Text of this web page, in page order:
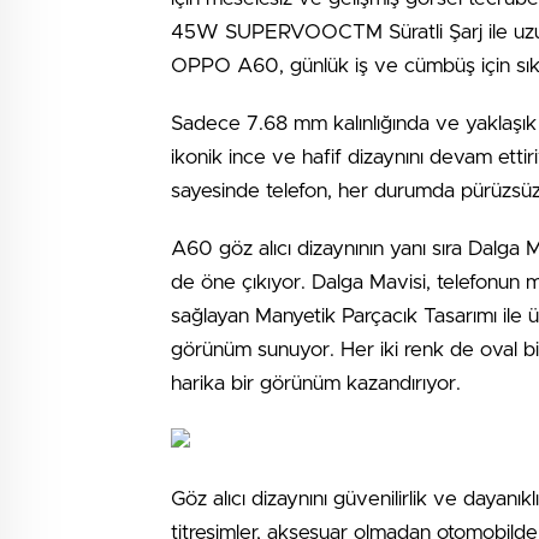
45W SUPERVOOCTM Süratli Şarj ile
OPPO A60, günlük iş ve cümbüş için
Sadece 7.68 mm kalınlığında ve
ikonik ince ve hafif dizaynını devam
sayesinde telefon, her durumda
A60 göz alıcı dizaynının yanı sıra
de öne çıkıyor. Dalga Mavisi, telefonun
sağlayan Manyetik Parçacık Tasarımı
görünüm sunuyor. Her iki renk de oval
harika bir görünüm kazandırıyor.
Göz alıcı dizaynını güvenilirlik ve
titreşimler, aksesuar olmadan